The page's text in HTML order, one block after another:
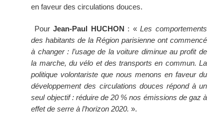
en faveur des circulations douces.
PourJean-Paul HUCHON : «Les comportements
des habitants de la Région parisienne ont commencé
à changer : l’usage de la voiture diminue au profit de
la marche, du vélo et des transports en commun. La
politique volontariste que nous menons en faveur du
développement des circulations douces répond à un
seul objectif : réduire de 20 % nos émissions de gaz à
effet de serre à l’horizon 2020.».